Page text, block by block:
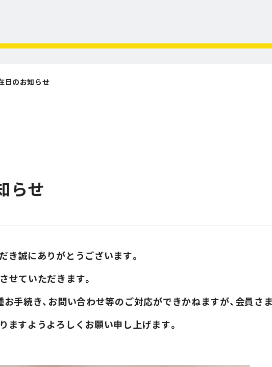
日のお知らせ
らせ
き誠にありがとうございます。
せていただきます。
お手続き、お問い合わせ等のご対応ができかねますが、会員さ
ますようよろしくお願い申し上げます。